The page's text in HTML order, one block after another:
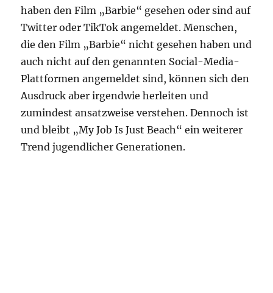
haben den Film „Barbie“ gesehen oder sind auf
Twitter oder TikTok angemeldet. Menschen,
die den Film „Barbie“ nicht gesehen haben und
auch nicht auf den genannten Social-Media-
Plattformen angemeldet sind, können sich den
Ausdruck aber irgendwie herleiten und
zumindest ansatzweise verstehen. Dennoch ist
und bleibt „My Job Is Just Beach“ ein weiterer
Trend jugendlicher Generationen.